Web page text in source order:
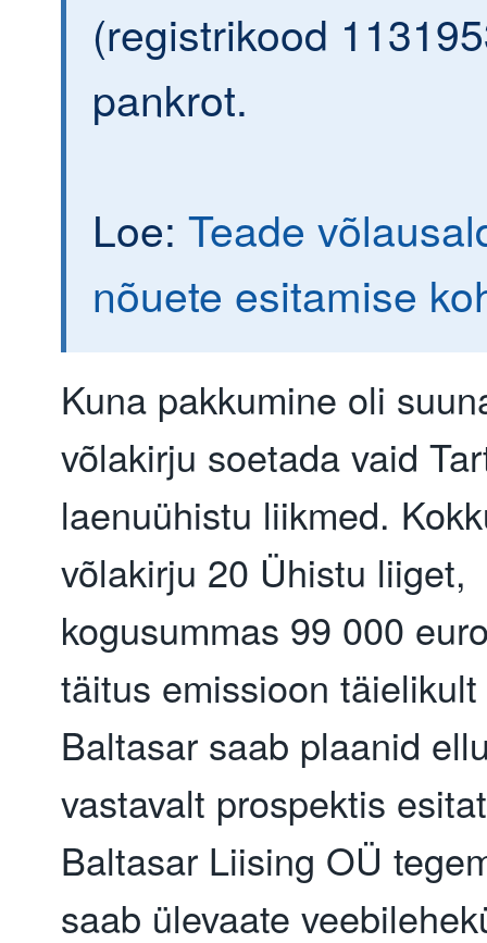
(registrikood
pankrot.
Loe: Teade
nõuete esitamise
Kuna pakkumine oli
võlakirju soetada vaid
laenuühistu liikmed.
võlakirju 20 Ühistu liiget,
kogusummas 99 000
täitus emissioon
Baltasar saab plaanid
vastavalt prospektis
Baltasar Liising OÜ
saab ülevaate